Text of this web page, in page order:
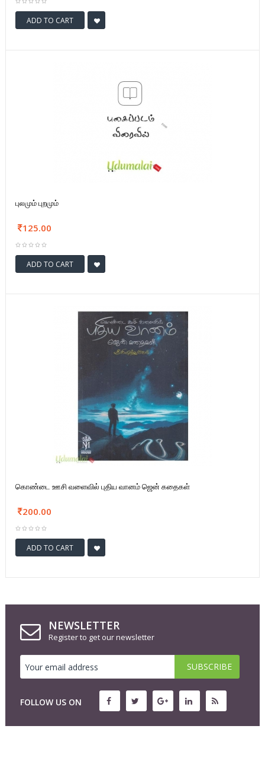
ADD TO CART
புலமும் புறமும்
125.00
ADD TO CART
கொண்டை ஊசி வளைவில் புதிய வானம் ஜென் கதைகள்
200.00
ADD TO CART
NEWSLETTER
Register to get our newsletter
FOLLOW US ON